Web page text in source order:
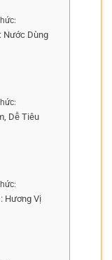
Nước Dùng
Dễ Tiêu
Hương Vị